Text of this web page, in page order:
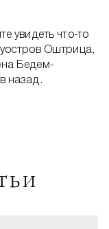
увидеть что-то
Оштрица,
Бедем-
назад.